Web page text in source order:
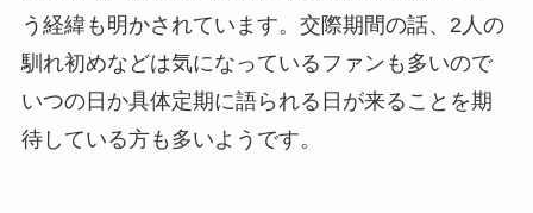
う経緯も明かされています。交際期間の話、2人の
馴れ初めなどは気になっているファンも多いので
いつの日か具体定期に語られる日が来ることを期
待している方も多いようです。